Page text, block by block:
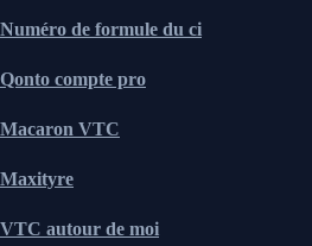
Numéro de formule du ci
Qonto compte pro
Macaron VTC
Maxityre
VTC autour de moi